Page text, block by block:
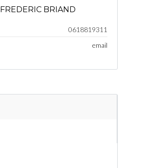
FREDERIC BRIAND
0618819311
email